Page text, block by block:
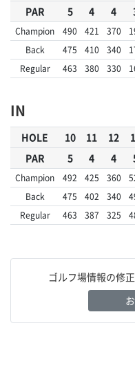
PAR
5 4 4
Champion 490 421 370
Back
475 410 340
Regular
463 380 330
IN
HOLE 10 11 12
PAR
5 4 4
Champion 492 425 360
Back
475 402 340
Regular
463 387 325
ゴルフ場情報の修